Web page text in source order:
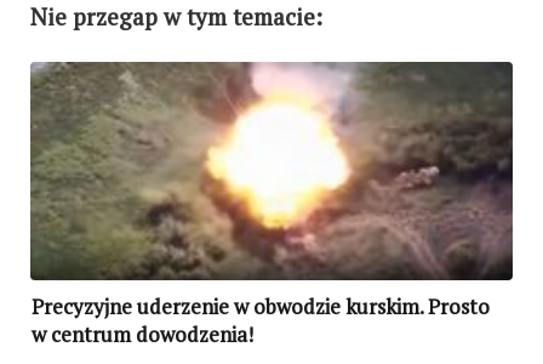
Nie przegap w tym temacie:
Precyzyjne uderzenie w obwodzie kurskim. Prosto
w centrum dowodzenia!